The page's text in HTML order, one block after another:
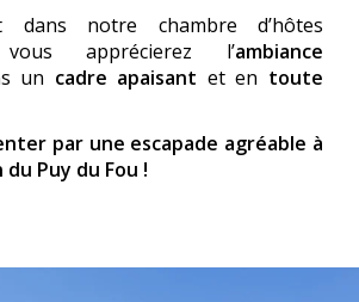
dans notre chambre d’hôtes
vous apprécierez l’ambiance
un cadre apaisant et en toute
par une escapade agréable à
Puy du Fou !